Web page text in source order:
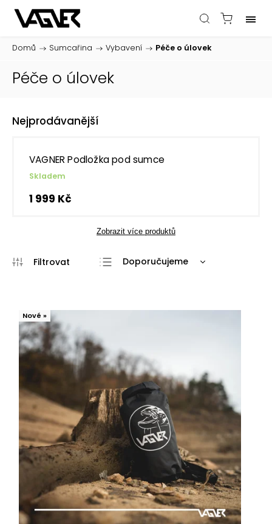
Domů / Sumcařina / Vybavení / Péče o úlovek
Péče o úlovek
Nejprodávanější
VAGNER Podložka pod sumce
Skladem
1 999 Kč
Zobrazit více produktů
Doporučujeme
Nové »